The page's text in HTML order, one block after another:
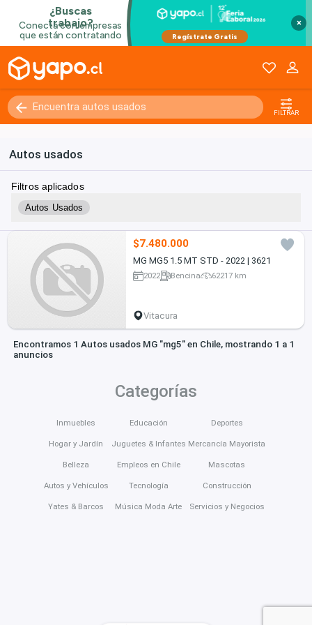
×
FILTRAR
Autos usados
Filtros aplicados
Autos Usados
$7.480.000
MG MG5 1.5 MT STD - 2022 | 3621
2022 Bencina 62217 km
Vitacura
Encontramos 1 Autos usados MG "mg5" en Chile, mostrando 1 a 1
anuncios
Categorías
Inmuebles
Hogar y Jardín
Belleza
Autos y Vehículos
Yates & Barcos
Educación
Juguetes & Infantes
Empleos en Chile
Tecnología
Música Moda Arte
Deportes
Mercancía Mayorista
Mascotas
Construcción
Servicios y Negocios
Kilómetros 0 - 250000+